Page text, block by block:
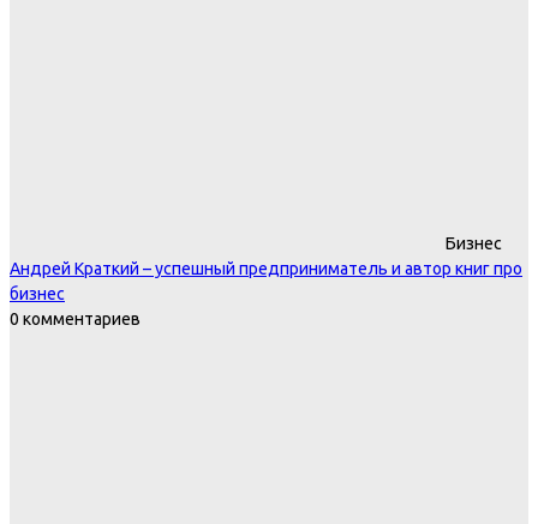
Бизнес
Андрей Краткий – успешный предприниматель и автор книг про
бизнес
0 комментариев